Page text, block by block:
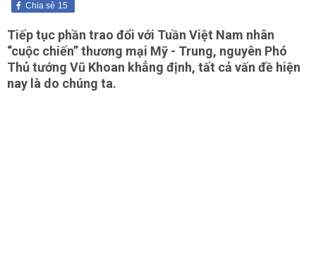
15
Chia sẻ
Tiếp tục phần trao đổi với Tuần Việt Nam nhân
“cuộc chiến” thương mại Mỹ - Trung, nguyên Phó
Thủ tướng Vũ Khoan khẳng định, tất cả vấn đề hiện
nay là do chúng ta.